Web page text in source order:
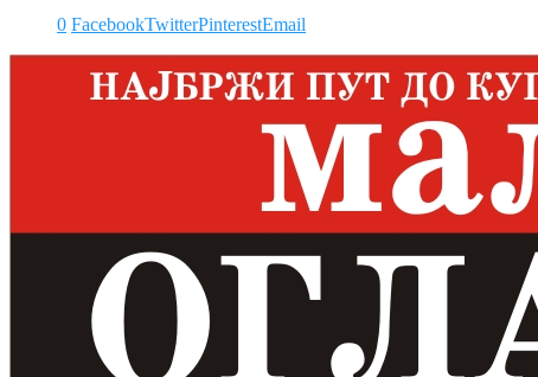
0 FacebookTwitterPinterestEmail